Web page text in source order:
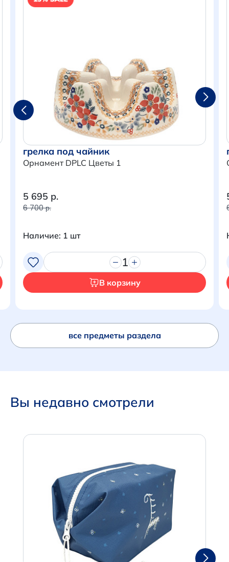
Итого:
Перейти в корзину
грелка под чайник
Орнамент DPLC Цветы 1
5 695 р.
6 700 р.
Наличие: 1 шт
1
В корзину
все предметы раздела
Вы недавно смотрели